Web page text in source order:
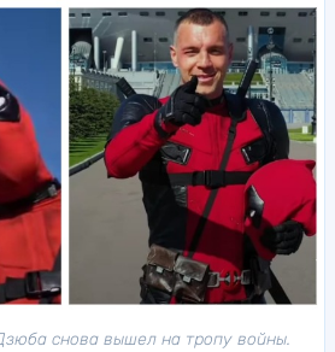
снова вышел на тропу войны.